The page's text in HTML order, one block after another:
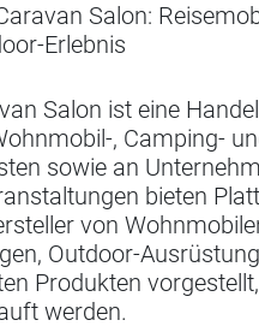
Salon:
Erlebnis
Salon ist eine
, Camping-
sowie an
bieten
von
Outdoor-
Produkten
werden.